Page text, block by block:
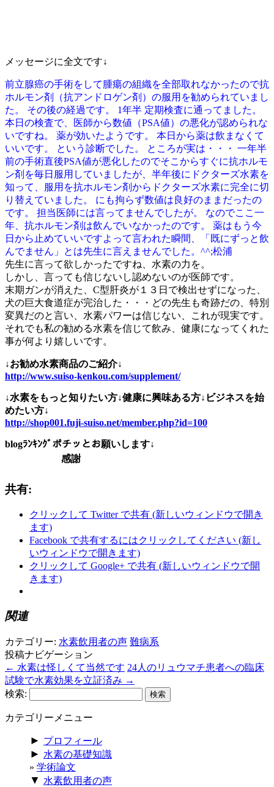
メッセージに全文です↓
前立腺癌の手術をして腫瘍の組織を全部取れなかったので抗
ホルモン剤（抗アンドロゲン剤）の服用を勧められていまし
た。 その後の経過です。 1年半 定期検査に通ってました。
本日の検査で、医師から数値（PSA値）の悪化が認められな
いですね。 薬が効いたようです。 本日から薬は飲まなくて
いいです。 という診断でした。 ところが実は・・・ 一年半
前の手術直後PSA値が悪化したのでそこからすぐに抗ホルモ
ン剤を毎日服用していましたが、半年後にドクターズ水素を
知って、服用を抗ホルモン剤からドクターズ水素に完全に切
り替えていました。 にも拘らず数値は良好のままだったの
です。 担当医師には言ってませんでしたが。 なのでここ一
年、抗ホルモン剤は飲んでいなかったのです。 薬はもう今
日から止めていいですよって言われた瞬間、「既にずっと飲
んでません」とは先生に言えませんでした。^^;松浦
先生に言って欲しかったですね、水素の力を。
しかし、言っても信じないし認めないのが医師です。
末期ガンが消えた、C型肝炎が１３日で検出せずになった、
犬の巨大食道症が完治した・・・どの先生も奇跡だの、特別
変異だのと言い、水素パワーは信じない、これが現実です。
それでも私の勧める水素を信じて飲み、健康になってくれた
事が何より嬉しいです。
↓お勧め水素商品のご紹介↓
http://www.suiso-kenkou.com/supplement/
↓水素をもっと知りたい方↓健康に興味ある方↓ビジネスを始
めたい方↓
http://shop001.fuji-suiso.net/member.php?id=100
blogﾗﾝｷﾝｸﾞポチッとお願いします↓
感謝
共有:
クリックして Twitter で共有 (新しいウィンドウで開き
ます)
Facebook で共有するにはクリックしてください (新し
いウィンドウで開きます)
クリックして Google+ で共有 (新しいウィンドウで開
きます)
関連
カテゴリー: 水素飲用者の声 難病系
投稿ナビゲーション
← 水素は怪しくて当然です 24人のリュウマチ患者への臨床
試験で水素効果を立証済み →
検索:
カテゴリーメニュー
► プロフィール
► 水素の基礎知識
学術論文
▼ 水素飲用者の声